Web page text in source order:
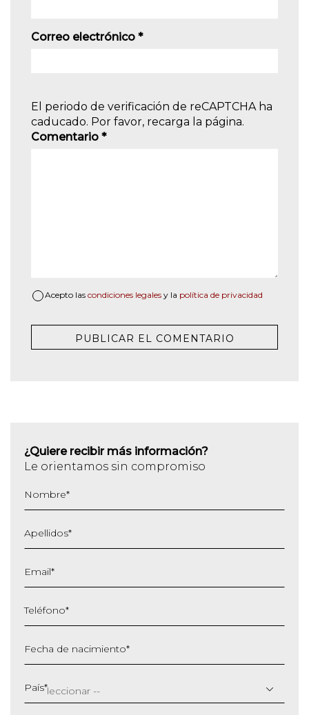
Correo electrónico *
El periodo de verificación de reCAPTCHA ha
caducado. Por favor, recarga la página.
Comentario *
Acepto las condiciones legales y la política de privacidad
¿Quiere recibir más información?
Le orientamos sin compromiso
Nombre*
Apellidos*
Email*
Teléfono*
Fecha de nacimiento*
barra
MM
País*